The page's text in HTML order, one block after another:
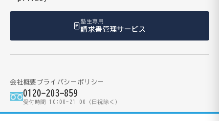
塾生専用
請求書管理サービス
会社概要プライバシーポリシー
0120-203-859
受付時間 10:00-21:00（日祝除く）